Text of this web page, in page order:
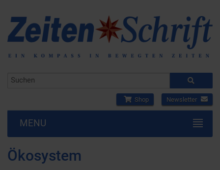
Shop Newsletter
MENU
Ökosystem